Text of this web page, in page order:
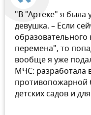
"В "Артеке" я была
девушка. – Если
перемена", то
вообще я уже
МЧС: разработала
противопожарной
детских садов и